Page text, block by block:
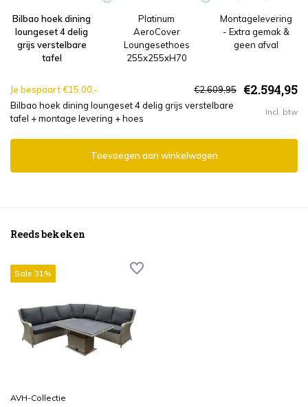
Bilbao hoek dining
loungeset 4 delig
grijs verstelbare
tafel
Platinum
AeroCover
Loungesethoes
255x255xH70
Montagelevering
- Extra gemak &
geen afval
Je bespaart €15.00,- €2.609,95 €2.594,95
Bilbao hoek dining loungeset 4 delig grijs verstelbare
tafel + montage levering + hoes
Incl. btw
Toevoegen aan winkelwagen
Reeds bekeken
Sale 31%
AVH-Collectie